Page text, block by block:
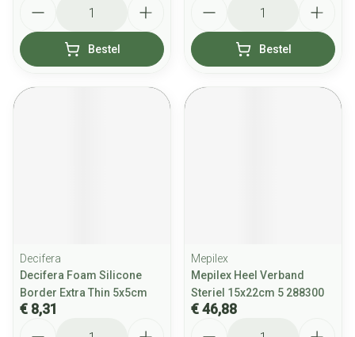
Bestel Bestel
Decifera
Decifera Foam Silicone
Border Extra Thin 5x5cm
€ 8,31
Mepilex
Mepilex Heel Verband
Steriel 15x22cm 5 288300
€ 46,88